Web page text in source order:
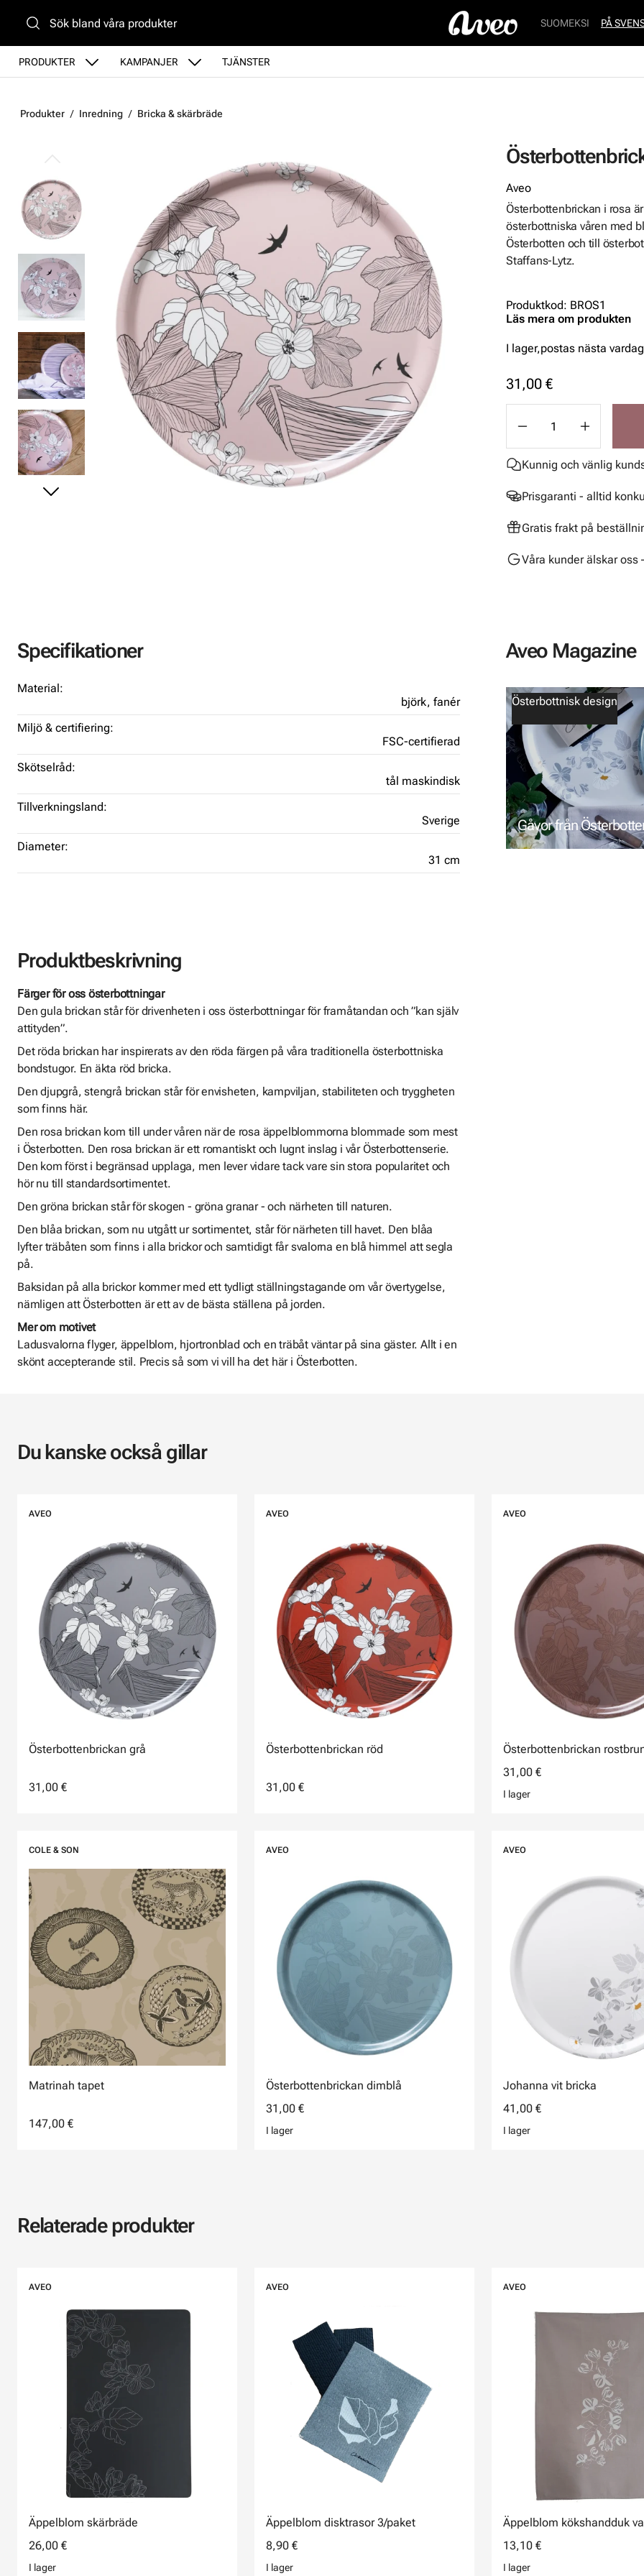
PRODUKTER KAMPANJER TJÄNSTER
SUOMEKSI PÅ
Produkter Inredning Bricka & skärbräde
Aveo
Österbottenbrickan i rosa
österbottniska våren med
Österbotten och till
Staffans-Lytz.
Produktkod: BROS1
Läs mera om produkten
I lager,postas nästa vardag
31,00 €
Kunnig och vänlig
Prisgaranti - alltid
Gratis frakt på
Våra kunder älskar oss
Specifikationer
Material:
björk, fanér
Miljö & certifiering:
FSC-certifierad
Skötselråd:
tål maskindisk
Tillverkningsland:
Sverige
Diameter:
31 cm
Aveo Magazine
Österbottnisk design
Gåvor från
Produktbeskrivning
Färger för oss österbottningar
Den gula brickan står för drivenheten i oss österbottningar för framåtandan och ”kan själv
attityden”.
Det röda brickan har inspirerats av den röda färgen på våra traditionella österbottniska
bondstugor. En äkta röd bricka.
Den djupgrå, stengrå brickan står för envisheten, kampviljan, stabiliteten och tryggheten
som finns här.
Den rosa brickan kom till under våren när de rosa äppelblommorna blommade som mest
i Österbotten. Den rosa brickan är ett romantiskt och lugnt inslag i vår Österbottenserie.
Den kom först i begränsad upplaga, men lever vidare tack vare sin stora popularitet och
hör nu till standardsortimentet.
Den gröna brickan står för skogen - gröna granar - och närheten till naturen.
Den blåa brickan, som nu utgått ur sortimentet, står för närheten till havet. Den blåa
lyfter träbåten som finns i alla brickor och samtidigt får svalorna en blå himmel att segla
på.
Baksidan på alla brickor kommer med ett tydligt ställningstagande om vår övertygelse,
nämligen att Österbotten är ett av de bästa ställena på jorden.
Mer om motivet
Ladusvalorna flyger, äppelblom, hjortronblad och en träbåt väntar på sina gäster. Allt i en
skönt accepterande stil. Precis så som vi vill ha det här i Österbotten.
Du kanske också gillar
AVEO
Österbottenbrickan grå
31,00 €
AVEO
Österbottenbrickan röd
31,00 €
AVEO
Österbottenbrickan
31,00 €
I lager
COLE & SON
Matrinah tapet
147,00 €
AVEO
Österbottenbrickan dimblå
31,00 €
I lager
AVEO
Johanna vit bricka
41,00 €
I lager
Relaterade produkter
AVEO
Äppelblom skärbräde
26,00 €
I lager
AVEO
Äppelblom disktrasor 3/paket
8,90 €
I lager
AVEO
Äppelblom kökshandduk
13,10 €
I lager